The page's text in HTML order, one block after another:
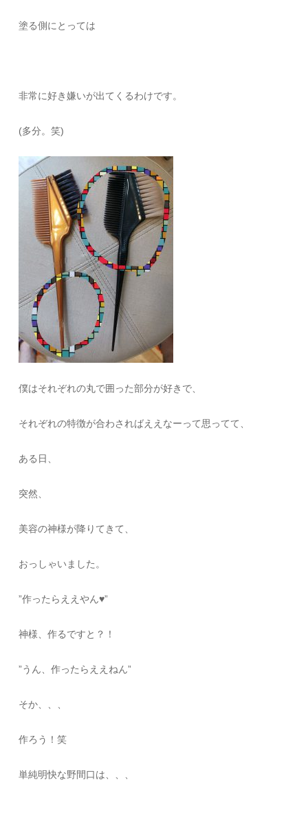
塗る側にとっては
非常に好き嫌いが出てくるわけです。
(多分。笑)
僕はそれぞれの丸で囲った部分が好きで、
それぞれの特徴が合わさればええなーって思ってて、
ある日、
突然、
美容の神様が降りてきて、
おっしゃいました。
”作ったらええやん♥”
神様、作るですと？！
”うん、作ったらええねん”
そか、、、
作ろう！笑
単純明快な野間口は、、、